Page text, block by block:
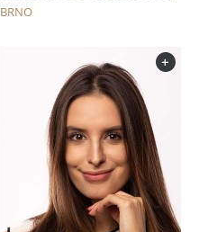
BRNO
+